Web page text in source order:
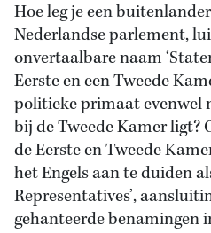
Hoe leg je een
Nederlandse parlement,
onvertaalbare naam
Eerste en een Tweede
politieke primaat evenwel
bij de Tweede Kamer ligt?
de Eerste en Tweede
het Engels aan te duiden
Representatives’,
gehanteerde benamingen